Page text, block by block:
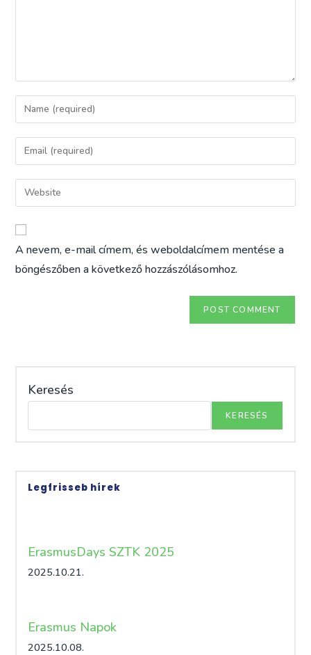
Enter
your
name
comment
Enter
your
email
address
comment
Enter
your
website
URL
(optional)
A nevem, e-mail címem, és weboldalcímem mentése a
böngészőben a következő hozzászólásomhoz.
Keresés
KERESÉS
Legfrisseb hírek
ErasmusDays SZTK 2025
2025.10.21.
Erasmus Napok
2025.10.08.